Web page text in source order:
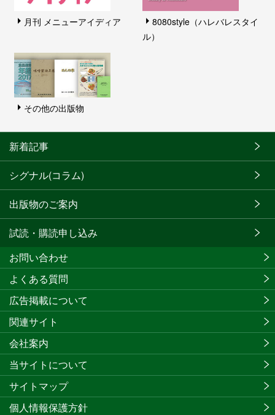
月刊 メニューアイディア
8080style（ハレバレスタイ
ル）
その他の出版物
新着記事
シグナル(コラム)
出版物のご案内
試読・購読申し込み
お問い合わせ
よくある質問
広告掲載について
関連サイト
会社案内
当サイトについて
サイトマップ
個人情報保護方針